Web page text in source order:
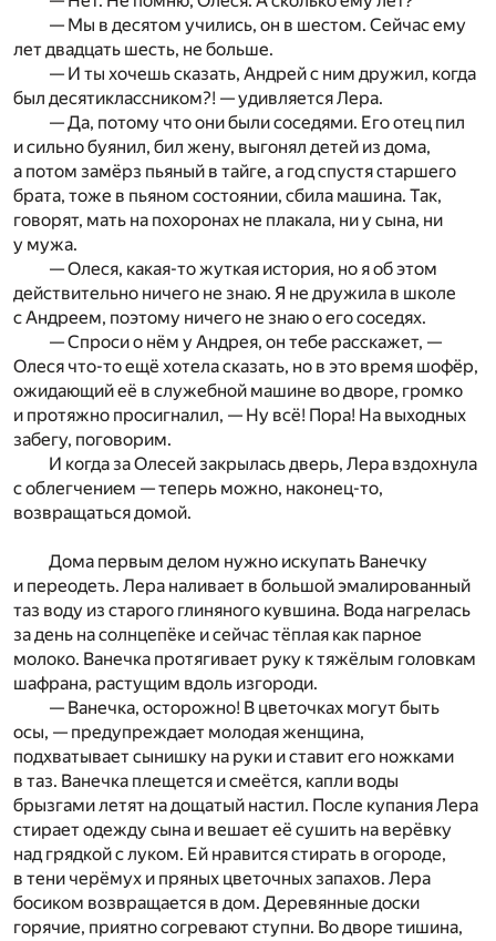
— Мы в десятом учились, он в шестом. Сейчас ему
лет двадцать шесть, не больше.
— И ты хочешь сказать, Андрей с ним дружил, когда
был десятиклассником?! — удивляется Лера.
— Да, потому что они были соседями. Его отец пил
и сильно буянил, бил жену, выгонял детей из дома,
а потом замёрз пьяный в тайге, а год спустя старшего
брата, тоже в пьяном состоянии, сбила машина. Так,
говорят, мать на похоронах не плакала, ни у сына, ни
у мужа.
— Олеся, какая-то жуткая история, но я об этом
действительно ничего не знаю. Я не дружила в школе
с Андреем, поэтому ничего не знаю о его соседях.
— Спроси о нём у Андрея, он тебе расскажет, —
Олеся что-то ещё хотела сказать, но в это время шофёр,
ожидающий её в служебной машине во дворе, громко
и протяжно просигналил, — Ну всё! Пора! На выходных
забегу, поговорим.
И когда за Олесей закрылась дверь, Лера вздохнула
с облегчением — теперь можно, наконец-то,
возвращаться домой.
Дома первым делом нужно искупать Ванечку
и переодеть. Лера наливает в большой эмалированный
таз воду из старого глиняного кувшина. Вода нагрелась
за день на солнцепёке и сейчас тёплая как парное
молоко. Ванечка протягивает руку к тяжёлым головкам
шафрана, растущим вдоль изгороди.
— Ванечка, осторожно! В цветочках могут быть
осы, — предупреждает молодая женщина,
подхватывает сынишку на руки и ставит его ножками
в таз. Ванечка плещется и смеётся, капли воды
брызгами летят на дощатый настил. После купания Лера
стирает одежду сына и вешает её сушить на верёвку
над грядкой с луком. Ей нравится стирать в огороде,
в тени черёмух и пряных цветочных запахов. Лера
босиком возвращается в дом. Деревянные доски
горячие, приятно согревают ступни. Во дворе тишина,